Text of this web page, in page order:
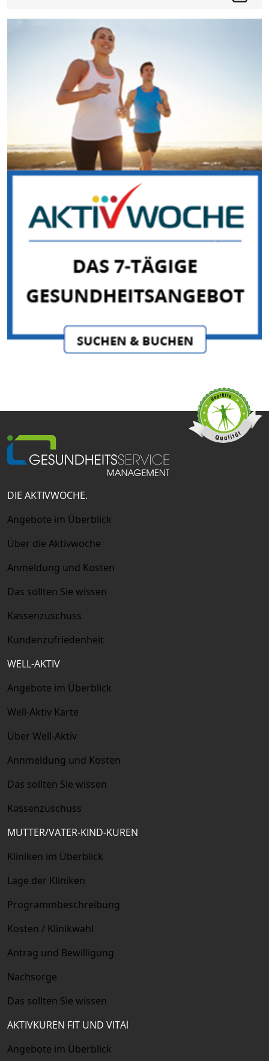
DIE AKTIVWOCHE.
Angebote im Überblick
Über die Aktivwoche
Anmeldung und Kosten
Das sollten Sie wissen
Kassenzuschuss
Kundenzufriedenheit
WELL-AKTIV
Angebote im Überblick
Well-Aktiv Karte
Über Well-Aktiv
Annmeldung und Kosten
Das sollten Sie wissen
Kassenzuschuss
MUTTER/VATER-KIND-KUREN
Kliniken im Überblick
Lage der Kliniken
Programmbeschreibung
Kosten / Klinikwahl
Antrag und Bewilligung
Nachsorge
Das sollten Sie wissen
AKTIVKUREN FIT UND VITAl
Angebote im Überblick